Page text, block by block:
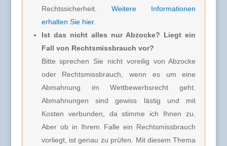
Rechtssicherheit. Weitere Informationen
erhalten Sie hier.
Ist das nicht alles nur Abzocke? Liegt ein
Fall von Rechtsmissbrauch vor?
Bitte sprechen Sie nicht voreilig von Abzocke
oder Rechtsmissbrauch, wenn es um eine
Abmahnung im Wettbewerbsrecht geht.
Abmahnungen sind gewiss lästig und mit
Kosten verbunden, da stimme ich Ihnen zu.
Aber ob in Ihrem Falle ein Rechtsmissbrauch
vorliegt, ist genau zu prüfen. Mit diesem Thema